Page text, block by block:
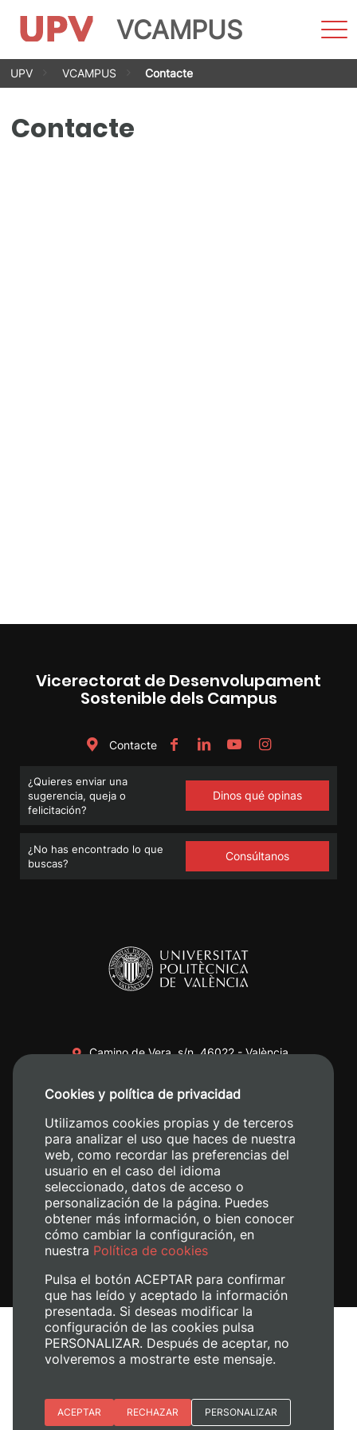
Vés
VCAMPUS
UPV VCAMPUS Contacte
Contacte
Vicerectorat de Desenvolupament
Sostenible dels Campus
Contacte
¿Quieres enviar una
sugerencia, queja o
felicitación?
Dinos qué opinas
¿No has encontrado lo que
buscas?
Consúltanos
Camino de Vera, s/n. 46022 - València
+34 620 04 00 50
Avís legal
Política de cookies
Gestiona les galetes
Cookies y política de privacidad
Utilizamos cookies propias y de terceros
para analizar el uso que haces de nuestra
web, como recordar las preferencias del
usuario en el caso del idioma
seleccionado, datos de acceso o
personalización de la página. Puedes
obtener más información, o bien conocer
cómo cambiar la configuración, en
nuestra Política de cookies
Pulsa el botón ACEPTAR para confirmar
que has leído y aceptado la información
presentada. Si deseas modificar la
configuración de las cookies pulsa
PERSONALIZAR. Después de aceptar, no
volveremos a mostrarte este mensaje.
Esenciales
ACEPTAR RECHAZAR PERSONALIZAR